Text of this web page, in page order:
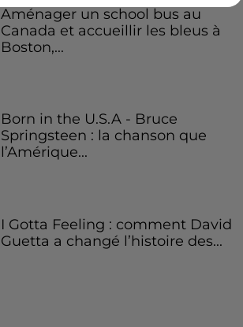
Aménager un school bus au
Canada et accueillir les bleus à
Boston,...
Born in the U.S.A - Bruce
Springsteen : la chanson que
l’Amérique...
I Gotta Feeling : comment David
Guetta a changé l’histoire des...